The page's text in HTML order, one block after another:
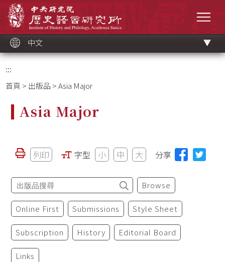
中文
:::
首頁 > 出版品 > Asia Major
Asia Major
列印 字型 小 中 大 分享
Browse
Online First Submissions Style Sheet
Subscription History Editorial Board
Links